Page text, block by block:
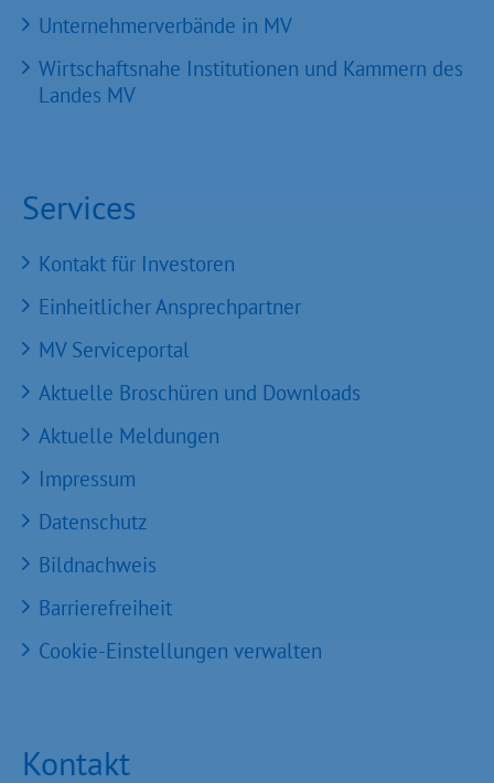
Unternehmerverbände in MV
Wirtschaftsnahe Institutionen und Kammern des
Landes MV
Services
Kontakt für Investoren
Einheitlicher Ansprechpartner
MV Serviceportal
Aktuelle Broschüren und Downloads
Aktuelle Meldungen
Impressum
Datenschutz
Bildnachweis
Barrierefreiheit
Cookie-Einstellungen verwalten
Kontakt